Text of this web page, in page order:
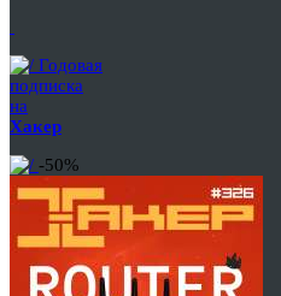
Годовая
подписка
на
Хакер
-50%